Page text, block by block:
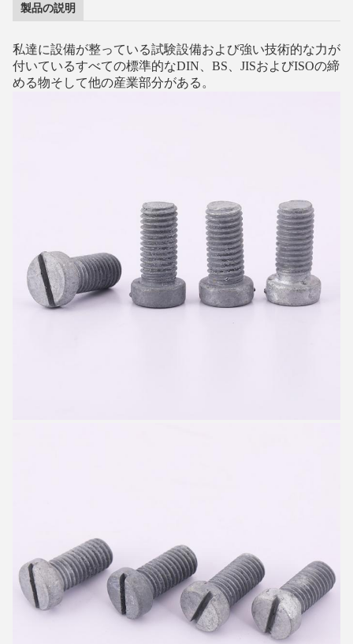
製品の説明
私達に設備が整っている試験設備および強い技術的な力が
付いているすべての標準的なDIN、BS、JISおよびISOの締
める物そして他の産業部分がある 。